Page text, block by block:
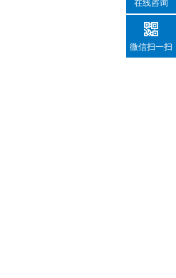
在线咨询
微信扫一扫